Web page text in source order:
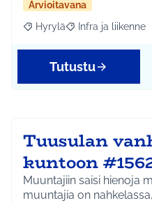
Arvioitavana
Rajaa tulokset aihepiirin
Hyrylä Rajaa tulokset
Infra ja liikenne
Tutustu
Tuusulan
kuntoon
Muuntajiin saisi hienoja
muuntajia on